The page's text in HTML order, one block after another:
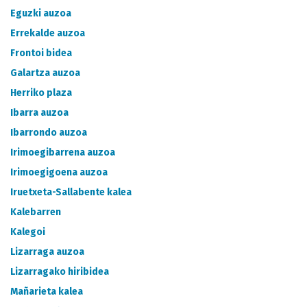
Eguzki auzoa
Errekalde auzoa
Frontoi bidea
Galartza auzoa
Herriko plaza
Ibarra auzoa
Ibarrondo auzoa
Irimoegibarrena auzoa
Irimoegigoena auzoa
Iruetxeta-Sallabente kalea
Kalebarren
Kalegoi
Lizarraga auzoa
Lizarragako hiribidea
Mañarieta kalea